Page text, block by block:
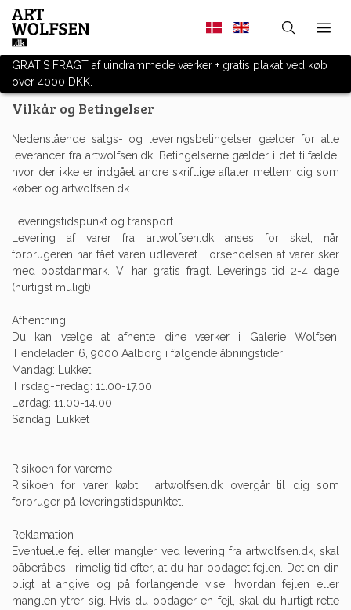
GRATIS FRAGT af uindrammede værker + gratis plakat ved køb
over 4000 DKK.
Vilkår og Betingelser
Nedenstående salgs- og leveringsbetingelser gælder for alle
leverancer fra artwolfsen.dk. Betingelserne gælder i det tilfælde,
hvor der ikke er indgået andre skriftlige aftaler mellem dig som
køber og artwolfsen.dk.
Leveringstidspunkt og transport
Levering af varer fra artwolfsen.dk anses for sket, når
forbrugeren har fået varen udleveret. Forsendelsen af varer sker
med postdanmark. Vi har gratis fragt. Leverings tid 2-4 dage
(hurtigst muligt).
Afhentning
Du kan vælge at afhente dine værker i Galerie Wolfsen,
Tiendeladen 6, 9000 Aalborg i følgende åbningstider:
Mandag: Lukket
Tirsdag-Fredag: 11.00-17.00
Lørdag: 11.00-14.00
Søndag: Lukket
Risikoen for varerne
Risikoen for varer købt i artwolfsen.dk overgår til dig som
forbruger på leveringstidspunktet.
Reklamation
Eventuelle fejl eller mangler ved levering fra artwolfsen.dk, skal
påberåbes i rimelig tid efter, at du har opdaget fejlen. Det en din
pligt at angive og på forlangende vise, hvordan fejlen eller
manglen ytrer sig. Hvis du opdager en fejl, skal du hurtigt rette